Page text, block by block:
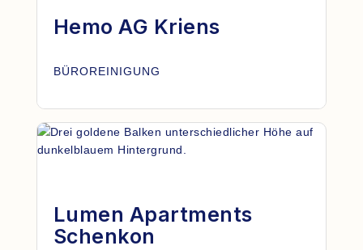
Hemo AG Kriens
BÜROREINIGUNG
Lumen Apartments
Schenkon